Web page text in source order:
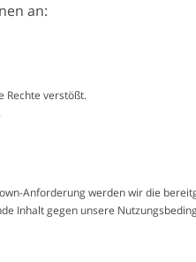
an:
Rechte verstößt.
Anforderung werden wir die
Inhalt gegen unsere